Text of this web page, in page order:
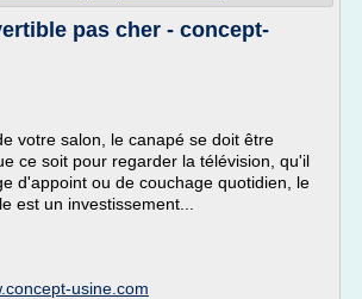
pas cher - concept-
votre salon, le canapé se doit être
ce soit pour regarder la télévision, qu'il
d'appoint ou de couchage quotidien, le
est un investissement...
usine.com